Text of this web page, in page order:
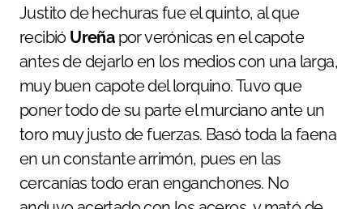
Justito de hechuras fue el quinto, al que
recibió Ureñapor verónicas en el capote
antes de dejarlo en los medios con una larga,
muy buen capote del lorquino. Tuvo que
poner todo de su parte el murciano ante un
toro muy justo de fuerzas. Basó toda la faena
en un constante arrimón, pues en las
cercanías todo eran enganchones. No